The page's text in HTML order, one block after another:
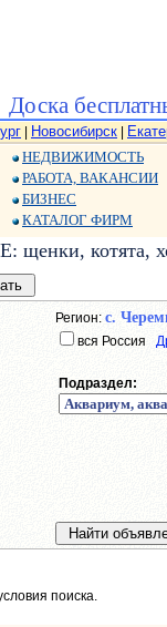
Доска
Новосибирск
НЕДВИЖИМОСТЬ
РАБОТА, ВАКАНСИИ
БИЗНЕС
КАТАЛОГ ФИРМ
котята,
Регион: с.
вся Россия
Подраздел:
поиска.